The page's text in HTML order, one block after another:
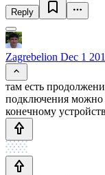
Reply
Zagrebelion Dec 1
там есть
подключения можно
конечному